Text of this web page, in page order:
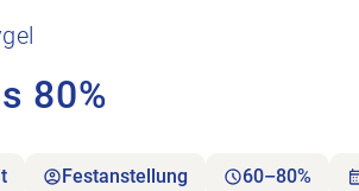
80%
Festanstellung 60–80%